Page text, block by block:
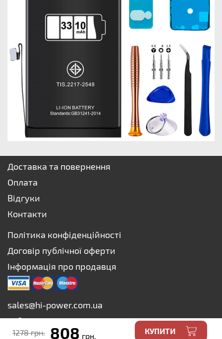
1278 грн. 808 грн.
КУПИТИ
Доставка та повернення
Оплата
Відгуки
Контакти
Політика конфіденційності
Договір публічної оферти
Інформація про продавця
sales@hi-power.com.ua
+38 073 627-75-73
+38 067 627-75-73